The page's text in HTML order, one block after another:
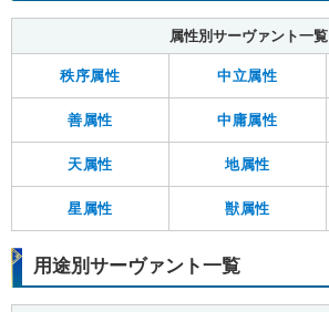
属性別サーヴァント一覧
秩序属性 中立属性
善属性 中庸属性
天属性 地属性
星属性 獣属性
用途別サーヴァント一覧